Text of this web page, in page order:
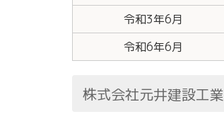
令和3年6月
令和6年6月
株式会社元井建設工業